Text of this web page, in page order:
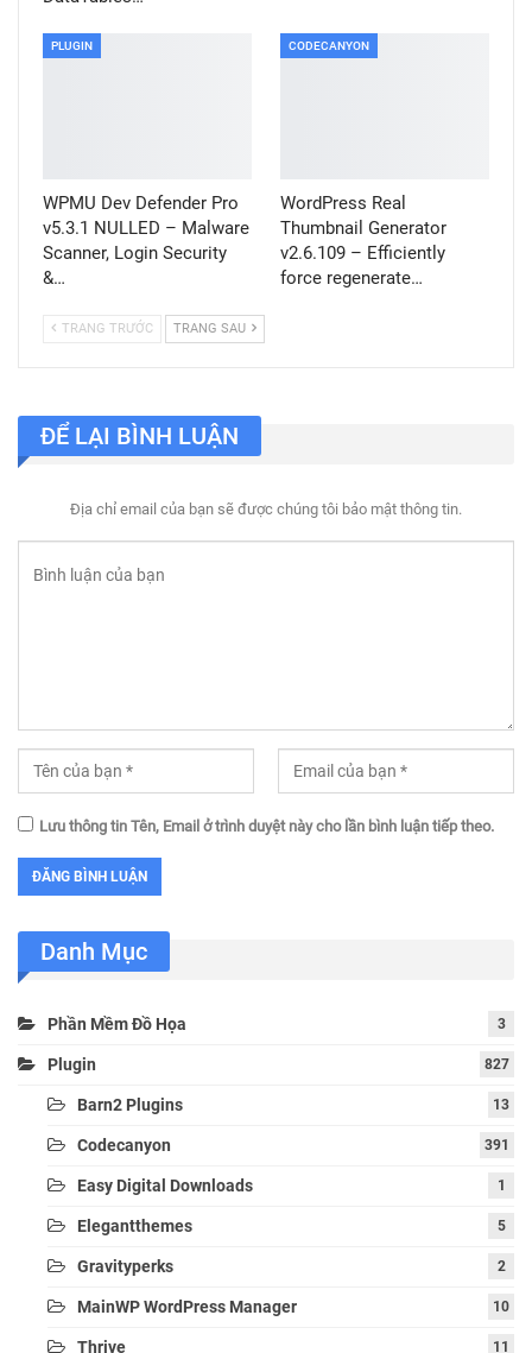
PLUGIN
WPMU Dev Defender Pro
v5.3.1 NULLED – Malware
Scanner, Login Security
&…
CODECANYON
WordPress Real
Thumbnail Generator
v2.6.109 – Efficiently
force regenerate…
TRANG TRƯỚC TRANG SAU
ĐỂ LẠI BÌNH LUẬN
Địa chỉ email của bạn sẽ được chúng tôi bảo mật thông tin.
Lưu thông tin Tên, Email ở trình duyệt này cho lần bình luận tiếp theo.
Danh Mục
Phần Mềm Đồ Họa 3
Plugin 827
Barn2 Plugins 13
Codecanyon 391
Easy Digital Downloads 1
Elegantthemes 5
Gravityperks 2
MainWP WordPress Manager 10
Thrive 11